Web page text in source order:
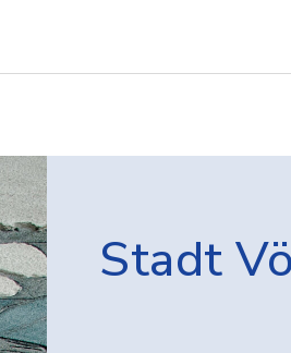
Stadt